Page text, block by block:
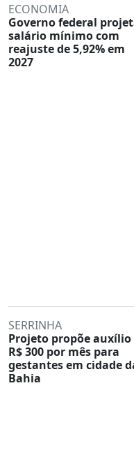
ECONOMIA
Governo federal
salário mínimo com
reajuste de 5,92% em
2027
SERRINHA
Projeto propõe auxílio
R$ 300 por mês para
gestantes em cidade
Bahia